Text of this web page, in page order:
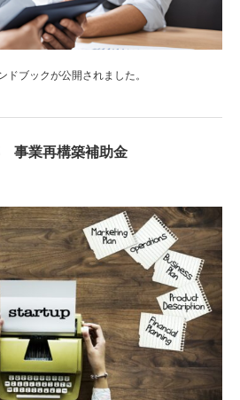
ブックが公開されました。
事業再構築補助金